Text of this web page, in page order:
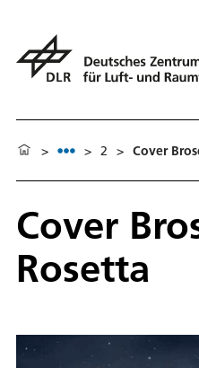
> > 2 > Cover
Cover
Rosetta